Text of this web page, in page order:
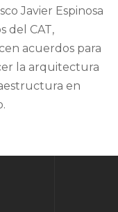
Javier Espinosa
del CAT,
acuerdos para
la arquitectura
en